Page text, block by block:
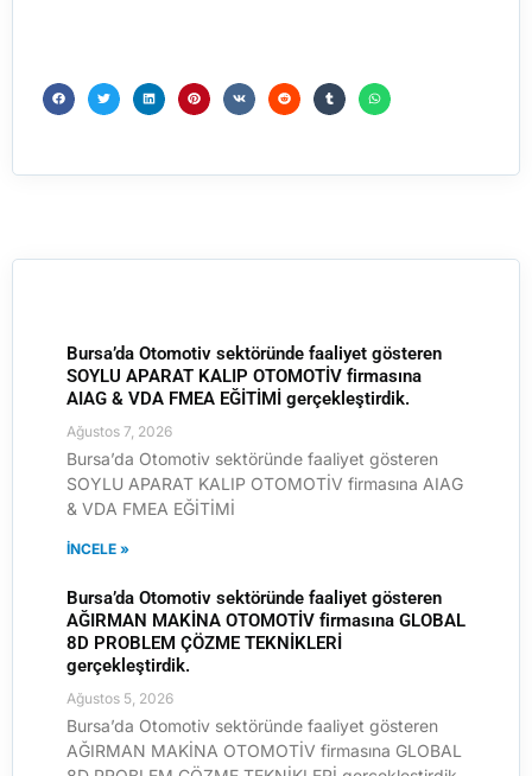
Bursa’da Otomotiv sektöründe faaliyet gösteren
SOYLU APARAT KALIP OTOMOTİV firmasına
AIAG & VDA FMEA EĞİTİMİ gerçekleştirdik.
Ağustos 7, 2026
Bursa’da Otomotiv sektöründe faaliyet gösteren
SOYLU APARAT KALIP OTOMOTİV firmasına AIAG
& VDA FMEA EĞİTİMİ
İNCELE »
Bursa’da Otomotiv sektöründe faaliyet gösteren
AĞIRMAN MAKİNA OTOMOTİV firmasına GLOBAL
8D PROBLEM ÇÖZME TEKNİKLERİ
gerçekleştirdik.
Ağustos 5, 2026
Bursa’da Otomotiv sektöründe faaliyet gösteren
AĞIRMAN MAKİNA OTOMOTİV firmasına GLOBAL